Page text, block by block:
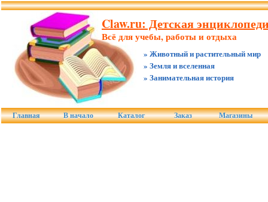
Claw.ru: Детская
Всё для учебы, работы и отдыха
» Животный и растительный мир
» Земля и вселенная
» Занимательная история
Главная В начало Каталог Заказ Магазины